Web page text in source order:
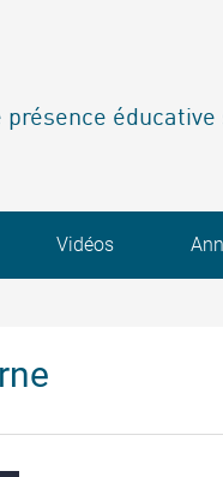
présence
Vidéos